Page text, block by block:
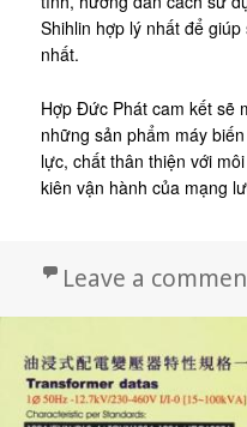
Shihlin hợp lý nhất để
nhất.
Hợp Đức Phát cam kết sẽ
những sản phẩm máy
lực, chất thân thiện với
kiên vận hành của mạng
Leave a